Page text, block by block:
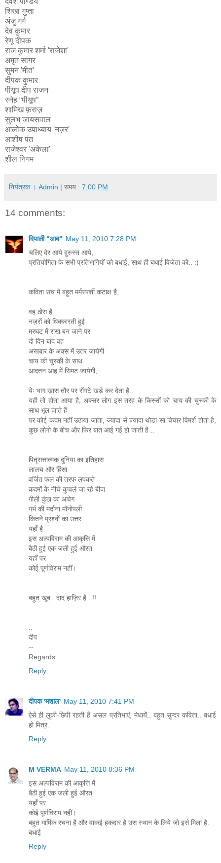
शिखा गुप्ता
अंजु गर्ग
देव कुमार
रेणू दीपक
राज कुमार शर्मा 'राजेशा'
अमृत सागर
सुमन 'मीत'
दीपक कुमार
पीयूष दीप राजन
स्नेह “पीयूष”
शामिख फ़राज़
सुलभ जायसवाल
आलोक उपाध्याय 'नज़र'
आशीष पंत
राजेश्वर 'अकेला'
शील निगम
नियंत्रक । Admin | समय : 7:00 PM
14 comments:
दिपाली "आब" May 11, 2010 7:28 PM
चलिए देर आये दुरुस्त आये,
प्रतियोगिता के सभी प्रतिभागियों को बधाई, साथ ही बधाई विजेता को.. :)
कविता सच में बहुत मर्मस्पर्शी कटाक्ष है,
वह ठोस है
नज़रों को धिक्कारती हुई
मरघट में राख बन जाने पर
दो दिन बाद वह
अखबार के अक्स में उतर जायेगी
चाय की चुस्की के साथ
आदतन आह में सिमट जायेगी,
येः भाग ख़ास तौर पर रोंगटे खड़े कर देता है..
यही तो होता आया है, अक्सर लोग इस तरह के किस्सों को चाय की चुस्की के
साथ भूल जाते हैं
पर कोई कदम नहीं उठाया जाता, ज्यादा से ज्यादा थोडा सा विचार विमर्श होता है,
कुछ लोगो के बीच और फिर बात आई गई हो जाती है ..
पितृसत्तात्मक दुनिया का इतिहास
लालच और हिंसा
वर्जित फल की तरफ लपकते
कदमों के नीचे कुचले जा रहे बीज
गीली कुंठा का आवेग
गर्भ की मर्दाना मॉनोपली
कितने प्रश्नों का उत्तर
यहाँ है
इस अल्पविराम की आकृत्ति में
बैठी हुई एक जली हुई औरत
यहाँ पर
कोई पूर्णविराम नहीं।
बहुत खूब.. दाद हाज़िर है ..!!
दीप
--
Regards
Reply
दीपक 'मशाल' May 11, 2010 7:41 PM
ऐसे ही लुकी-छिपी रहती हैं असल प्रतिभाएं, मेधायें.. बहुत सुन्दर कविता.. बधाई
हो मित्र.
Reply
M VERMA May 11, 2010 8:36 PM
इस अल्पविराम की आकृत्ति में
बैठी हुई एक जली हुई औरत
यहाँ पर
कोई पूर्णविराम नहीं।
बहुत मार्मिक रचना है और वाकई हकदार है उस स्थान के लिये जो इसे मिला है.
बधाई
Reply